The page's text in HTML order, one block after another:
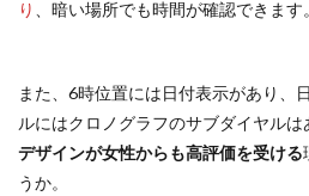
り
、暗い場所でも時間が確認できます。
また、6時位置には日付表示があり、
ルにはクロノグラフのサブダイヤルは
デザインが女性からも高評価を受ける
うか。